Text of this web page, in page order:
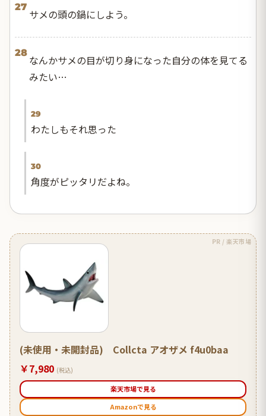
27
サメの頭の鍋にしよう。
28
なんかサメの目が切り身になった自分の体を見てる
みたい…
29
わたしもそれ思った
30
角度がピッタリだよね。
PR / 楽天市場
(未使用・未開封品) Collcta アオザメ f4u0baa
￥7,980 (税込)
楽天市場で見る
Amazonで見る